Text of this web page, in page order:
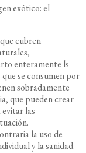
exótico: el
cubren
enteramente ls
se consumen por
sobradamente
que pueden crear
evitar las
la uso de
y la sanidad